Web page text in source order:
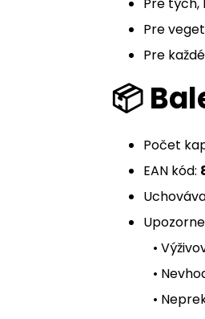
Pre tých,
Pre
Pre
📦
Počet
EAN kód:
•
•
•